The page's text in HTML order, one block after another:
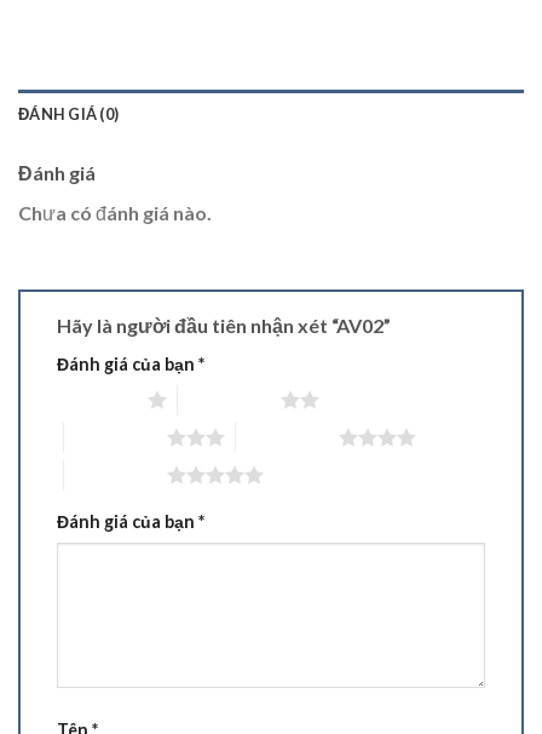
ĐÁNH GIÁ (0)
Đánh giá
Chưa có đánh giá nào.
Hãy là người đầu tiên nhận xét “AV02”
Đánh giá của bạn *
Đánh giá của bạn *